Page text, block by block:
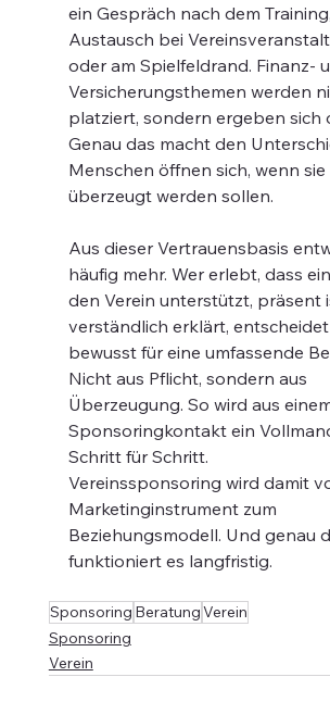
ein Gespräch nach dem
Austausch bei
oder am Spielfeldrand. Finanz-
Versicherungsthemen werden
platziert, sondern ergeben sich
Genau das macht den
Menschen öffnen sich, wenn
überzeugt werden sollen.
Aus dieser Vertrauensbasis
häufig mehr. Wer erlebt, dass
den Verein unterstützt, präsent
verständlich erklärt,
bewusst für eine umfassende
Nicht aus Pflicht, sondern aus
Überzeugung. So wird aus
Sponsoringkontakt ein
Schritt für Schritt.
Vereinssponsoring wird damit
Marketinginstrument zum
Beziehungsmodell. Und genau
funktioniert es langfristig.
Sponsoring BeratungVerein
Sponsoring
Verein